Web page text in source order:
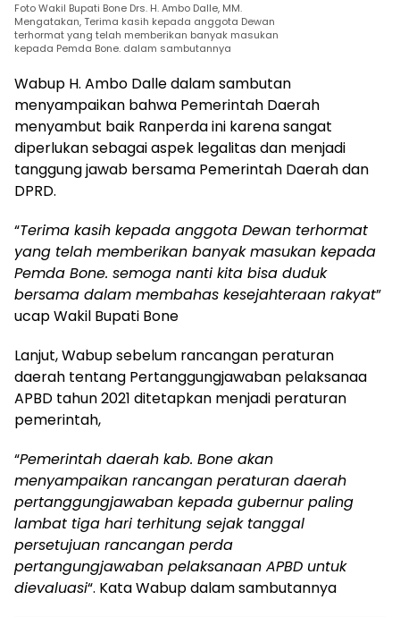
Foto Wakil Bupati Bone Drs. H. Ambo Dalle, MM.
Mengatakan, Terima kasih kepada anggota Dewan
terhormat yang telah memberikan banyak masukan
kepada Pemda Bone. dalam sambutannya
Wabup H. Ambo Dalle dalam sambutan
menyampaikan bahwa Pemerintah Daerah
menyambut baik Ranperda ini karena sangat
diperlukan sebagai aspek legalitas dan menjadi
tanggung jawab bersama Pemerintah Daerah dan
DPRD.
“Terima kasih kepada anggota Dewan terhormat
yang telah memberikan banyak masukan kepada
Pemda Bone. semoga nanti kita bisa duduk
bersama dalam membahas kesejahteraan rakyat”
ucap Wakil Bupati Bone
Lanjut, Wabup sebelum rancangan peraturan
daerah tentang Pertanggungjawaban pelaksanaa
APBD tahun 2021 ditetapkan menjadi peraturan
pemerintah,
“Pemerintah daerah kab. Bone akan
menyampaikan rancangan peraturan daerah
pertanggungjawaban kepada gubernur paling
lambat tiga hari terhitung sejak tanggal
persetujuan rancangan perda
pertangungjawaban pelaksanaan APBD untuk
dievaluasi“. Kata Wabup dalam sambutannya